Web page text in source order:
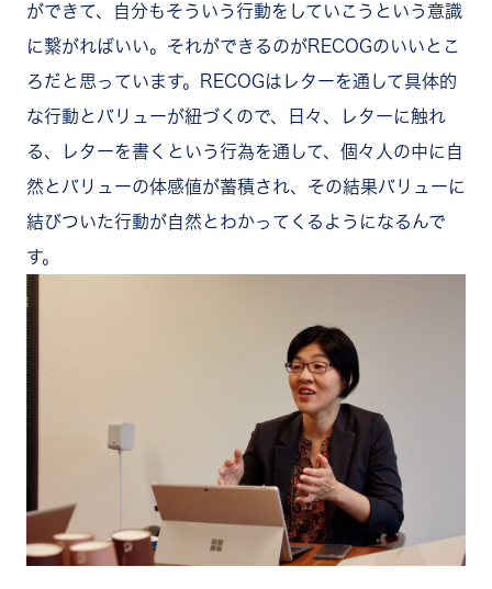
ができて、自分もそういう行動をしていこうという意識
に繋がればいい。それができるのがRECOGのいいとこ
ろだと思っています。RECOGはレターを通して具体的
な行動とバリューが紐づくので、日々、レターに触れ
る、レターを書くという行為を通して、個々人の中に自
然とバリューの体感値が蓄積され、その結果バリューに
結びついた行動が自然とわかってくるようになるんで
す。